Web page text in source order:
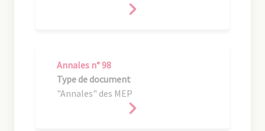
Annales n° 98
Type de document
"Annales" des MEP